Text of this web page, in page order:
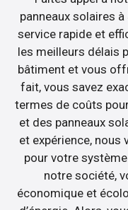
panneaux solaires
service rapide et
les meilleurs délais
bâtiment et vous
fait, vous savez
termes de coûts
et des panneaux
et expérience,
pour votre
notre société,
économique et